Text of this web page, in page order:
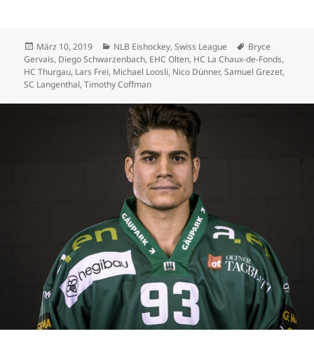
Veröffentlicht
am
März 10, 2019 Kategorien
NLB Eishockey,Swiss League Schlagwörter
Bryce
Gervais, Diego Schwarzenbach, EHC Olten, HC La Chaux-de-Fonds,
HC Thurgau, Lars Frei, Michael Loosli, Nico Dünner,Samuel Grezet,
SC Langenthal,Timothy Coffman